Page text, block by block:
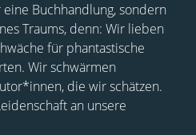
Buchhandlung, sondern
Traums, denn: Wir lieben
für phantastische
Wir schwärmen
die wir schätzen.
an unsere